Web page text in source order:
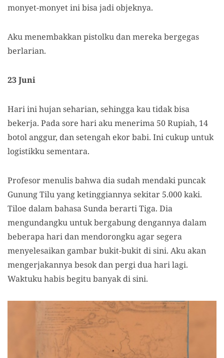
monyet-monyet ini bisa jadi objeknya.
Aku menembakkan pistolku dan mereka bergegas
berlarian.
23 Juni
Hari ini hujan seharian, sehingga kau tidak bisa
bekerja. Pada sore hari aku menerima 50 Rupiah, 14
botol anggur, dan setengah ekor babi. Ini cukup untuk
logistikku sementara.
Profesor menulis bahwa dia sudah mendaki puncak
Gunung Tilu yang ketinggiannya sekitar 5.000 kaki.
Tiloe dalam bahasa Sunda berarti Tiga. Dia
mengundangku untuk bergabung dengannya dalam
beberapa hari dan mendorongku agar segera
menyelesaikan gambar bukit-bukit di sini. Aku akan
mengerjakannya besok dan pergi dua hari lagi.
Waktuku habis begitu banyak di sini.